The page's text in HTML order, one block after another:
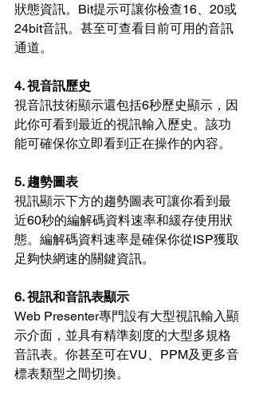
狀態資訊。Bit提示可讓你檢查16、20或
24bit音訊。甚至可查看目前可用的音訊
通道。
4. 視音訊歷史
視音訊技術顯示還包括6秒歷史顯示，因
此你可看到最近的視訊輸入歷史。該功
能可確保你立即看到正在操作的內容。
5. 趨勢圖表
視訊顯示下方的趨勢圖表可讓你看到最
近60秒的編解碼資料速率和緩存使用狀
態。編解碼資料速率是確保你從ISP獲取
足夠快網速的關鍵資訊。
6. 視訊和音訊表顯示
Web Presenter專門設有大型視訊輸入顯
示介面，並具有精準刻度的大型多規格
音訊表。你甚至可在VU、PPM及更多音
標表類型之間切換。